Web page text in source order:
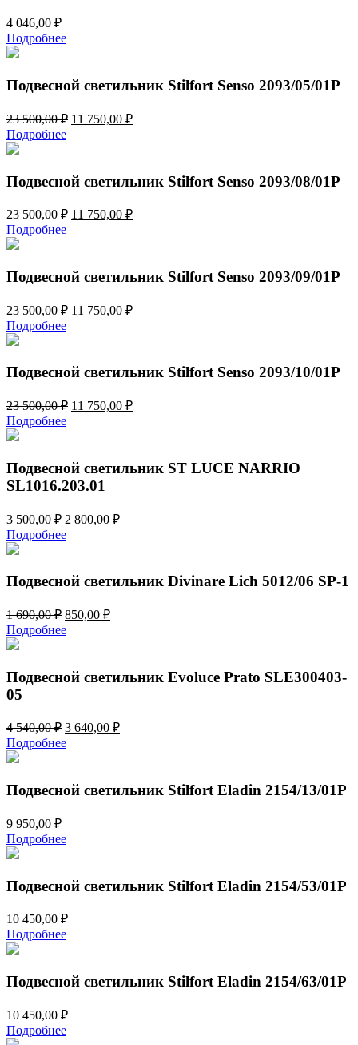
4 046,00 ₽
Подробнее
Подвесной светильник Stilfort Senso 2093/05/01P
23 500,00₽ Первоначальная
500,00 ₽.
11 750,00 ₽Текущая
Подробнее
Подвесной светильник Stilfort Senso 2093/08/01P
23 500,00₽ Первоначальная
500,00 ₽.
11 750,00 ₽Текущая
Подробнее
Подвесной светильник Stilfort Senso 2093/09/01P
23 500,00₽ Первоначальная
500,00 ₽.
11 750,00 ₽Текущая
Подробнее
Подвесной светильник Stilfort Senso 2093/10/01P
23 500,00₽ Первоначальная
500,00 ₽.
11 750,00 ₽Текущая
Подробнее
Подвесной светильник ST LUCE NARRIO
SL1016.203.01
3 500,00₽ Первоначальная
цена
составляла
500,00 ₽.
2 800,00 ₽Текущая
Подробнее
Подвесной светильник Divinare Lich 5012/06 SP-1
1 690,00₽ Первоначальная
цена
составляла
690,00 ₽.
850,00 ₽Текущая
Подробнее
Подвесной светильник Evoluce Prato SLE300403-
05
4 540,00₽ Первоначальная
цена
составляла
540,00 ₽.
3 640,00 ₽Текущая
Подробнее
Подвесной светильник Stilfort Еladin 2154/13/01P
9 950,00 ₽
Подробнее
Подвесной светильник Stilfort Еladin 2154/53/01P
10 450,00 ₽
Подробнее
Подвесной светильник Stilfort Еladin 2154/63/01P
10 450,00 ₽
Подробнее